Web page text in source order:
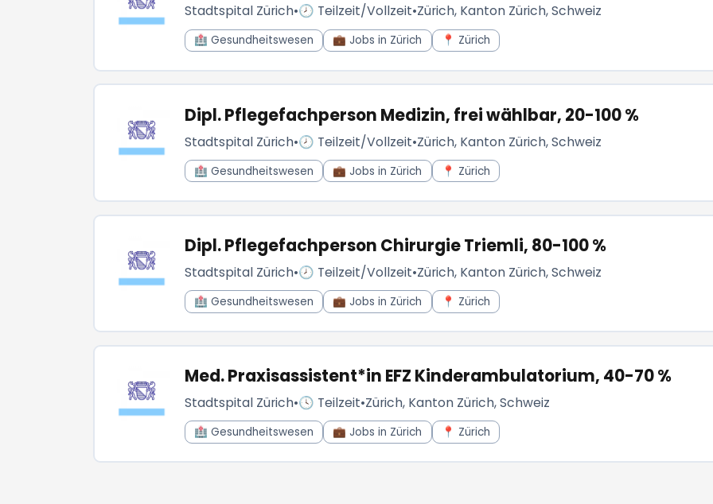
Stadtspital Zürich•🕗 Teilzeit/Vollzeit•Zürich, Kanton Zürich, Schweiz
🏥 Gesundheitswesen 💼 Jobs in Zürich 📍 Zürich
Dipl. Pflegefachperson Medizin, frei wählbar, 20-100 %
Stadtspital Zürich•🕗 Teilzeit/Vollzeit•Zürich, Kanton Zürich, Schweiz
🏥 Gesundheitswesen 💼 Jobs in Zürich 📍 Zürich
Dipl. Pflegefachperson Chirurgie Triemli, 80-100 %
Stadtspital Zürich•🕗 Teilzeit/Vollzeit•Zürich, Kanton Zürich, Schweiz
🏥 Gesundheitswesen 💼 Jobs in Zürich 📍 Zürich
Med. Praxisassistent*in EFZ Kinderambulatorium, 40-70 %
Stadtspital Zürich•🕓 Teilzeit•Zürich, Kanton Zürich, Schweiz
🏥 Gesundheitswesen 💼 Jobs in Zürich 📍 Zürich